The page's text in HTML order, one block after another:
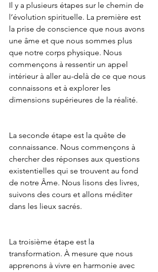
Il y a plusieurs étapes sur le chemin de
l’évolution spirituelle. La première est
la prise de conscience que nous avons
une âme et que nous sommes plus
que notre corps physique. Nous
commençons à ressentir un appel
intérieur à aller au-delà de ce que nous
connaissons et à explorer les
dimensions supérieures de la réalité.
La seconde étape est la quête de
connaissance. Nous commençons à
chercher des réponses aux questions
existentielles qui se trouvent au fond
de notre Âme. Nous lisons des livres,
suivons des cours et allons méditer
dans les lieux sacrés.
La troisième étape est la
transformation. À mesure que nous
apprenons à vivre en harmonie avec